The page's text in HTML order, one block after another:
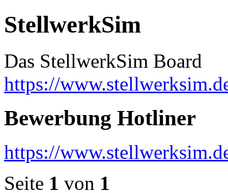
StellwerkSim
Das StellwerkSim Board
https://
Bewerbung Hotliner
https://
Seite 1 von 1